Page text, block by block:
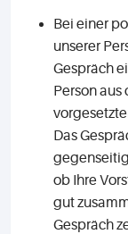
Bei einer
unserer
Gespräch
Person
Das
ob Ihre
gut
Gespräch